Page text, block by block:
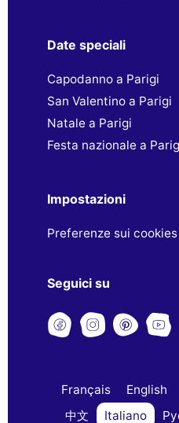
Date speciali
Capodanno a Parigi
San Valentino a Parigi
Natale a Parigi
Festa nazionale a
Impostazioni
Preferenze sui cookies
Seguici su
Français English
中文
Italiano